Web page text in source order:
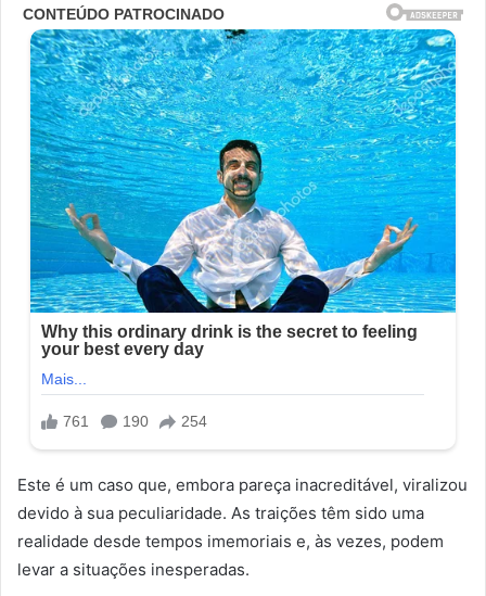
Este é um caso que, embora pareça inacreditável, viralizou
devido à sua peculiaridade. As traições têm sido uma
realidade desde tempos imemoriais e, às vezes, podem
levar a situações inesperadas.